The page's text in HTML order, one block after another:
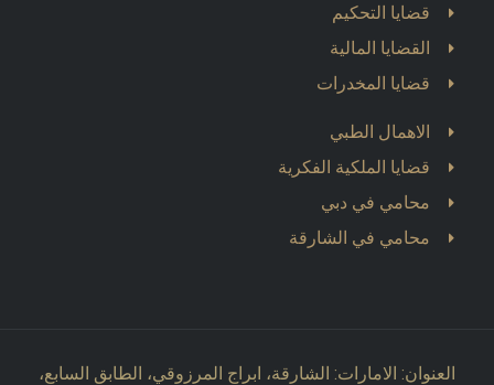
قضايا التحكيم
القضايا المالية
قضايا المخدرات
الاهمال الطبي
قضايا الملكية الفكرية
محامي في دبي
محامي في الشارقة
العنوان: الامارات: الشارقة، ابراج المرزوقي، الطابق السابع،